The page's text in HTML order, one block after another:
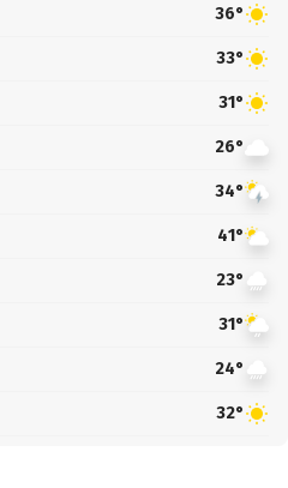
36°
33°
31°
26°
34°
41°
23°
31°
24°
32°